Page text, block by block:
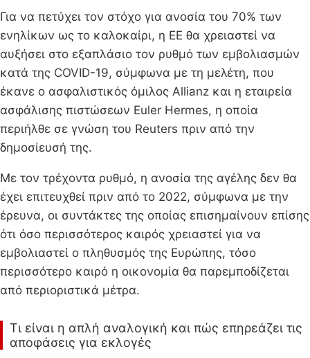
Για να πετύχει τον στόχο για ανοσία του 70% των
ενηλίκων ως το καλοκαίρι, η ΕΕ θα χρειαστεί να
αυξήσει στο εξαπλάσιο τον ρυθμό των εμβολιασμών
κατά της COVID-19, σύμφωνα με τη μελέτη, που
έκανε ο ασφαλιστικός όμιλος Allianz και η εταιρεία
ασφάλισης πιστώσεων Euler Hermes, η οποία
περιήλθε σε γνώση του Reuters πριν από την
δημοσίευσή της.
Με τον τρέχοντα ρυθμό, η ανοσία της αγέλης δεν θα
έχει επιτευχθεί πριν από το 2022, σύμφωνα με την
έρευνα, οι συντάκτες της οποίας επισημαίνουν επίσης
ότι όσο περισσότερος καιρός χρειαστεί για να
εμβολιαστεί ο πληθυσμός της Ευρώπης, τόσο
περισσότερο καιρό η οικονομία θα παρεμποδίζεται
από περιοριστικά μέτρα.
Τι είναι η απλή αναλογική και πώς επηρεάζει τις
αποφάσεις για εκλογές